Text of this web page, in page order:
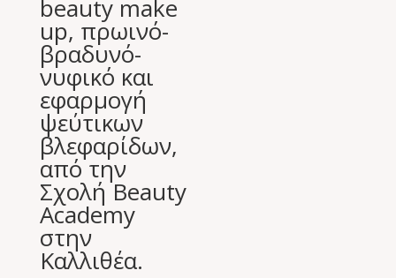
beauty make
up, πρωινό-
βραδυνό-
νυφικό και
εφαρμογή
ψεύτικων
βλεφαρίδων,
από την
Σχολή Beauty
Academy
στην
Καλλιθέα.